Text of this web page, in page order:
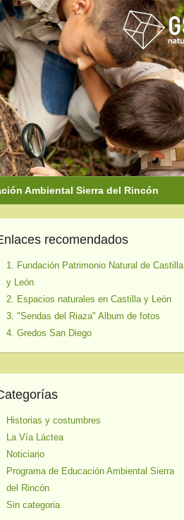
Ambiental Sierra del Rincón
recomendados
1. Fundación Patrimonio Natural de Castilla
y León
2. Espacios naturales en Castilla y León
3. "Sendas del Riaza" Album de fotos
4. Gredos San Diego
Historias y costumbres
La Vía Láctea
Noticiario
Programa de Educación Ambiental Sierra
del Rincón
Sin categoria